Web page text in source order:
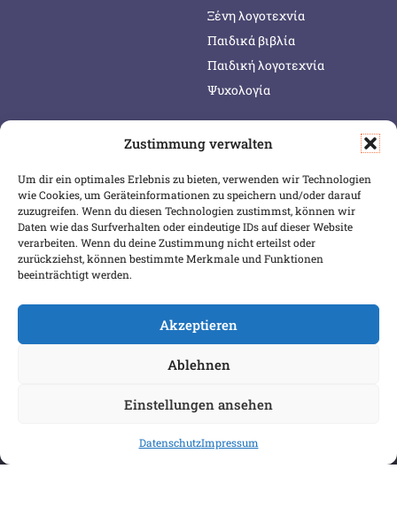
Zustimmung verwalten
Um dir ein optimales Erlebnis zu bieten, verwenden wir Technologien
wie Cookies, um Geräteinformationen zu speichern und/oder darauf
zuzugreifen. Wenn du diesen Technologien zustimmst, können wir
Daten wie das Surfverhalten oder eindeutige IDs auf dieser Website
verarbeiten. Wenn du deine Zustimmung nicht erteilst oder
zurückziehst, können bestimmte Merkmale und Funktionen
beeinträchtigt werden.
Akzeptieren
Ablehnen
Einstellungen ansehen
DatenschutzImpressum
Ξένη λογοτεχνία
Παιδικά βιβλία
Παιδική λογοτεχνία
Ψυχολογία
SERVICE & INFOS
Warenkorb
Wunschliste
Mein Konto
Versand & Lieferung
Zahlungsweisen
SICHER BEZAHLEN